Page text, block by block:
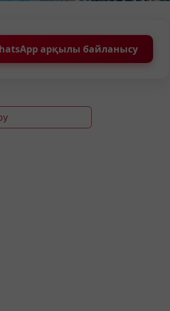
арқылы байланысу